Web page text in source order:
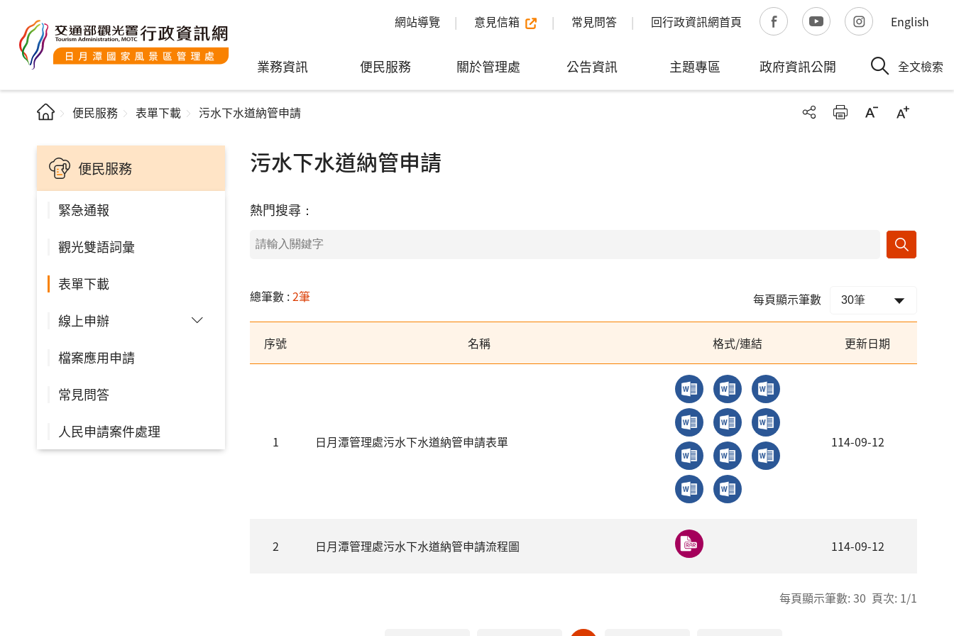
網站導覽 意見信箱 常見問答 回行政資訊網首頁 English
業務資訊 便民服務 關於管理處 公告資訊 主題專區 政府資訊公開 全文檢索
便民服務 表單下載 污水下水道納管申請
便民服務
緊急通報
觀光雙語詞彙
表單下載
線上申辦
檔案應用申請
常見問答
人民申請案件處理
污水下水道納管申請
熱門搜尋：
總筆數 :2筆 每頁顯示筆數
序號 名稱 格式/連結 更新日期
1 日月潭管理處污水下水道納管申請表單 114-09-12
2 日月潭管理處污水下水道納管申請流程圖 114-09-12
每頁顯示筆數: 30 頁次: 1/1